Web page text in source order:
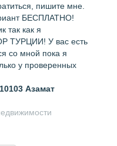
пишите мне.
БЕСПЛАТНО!
так как я
У вас есть
со мной пока я
у проверенных
Азамат